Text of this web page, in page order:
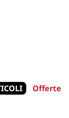
Offerte